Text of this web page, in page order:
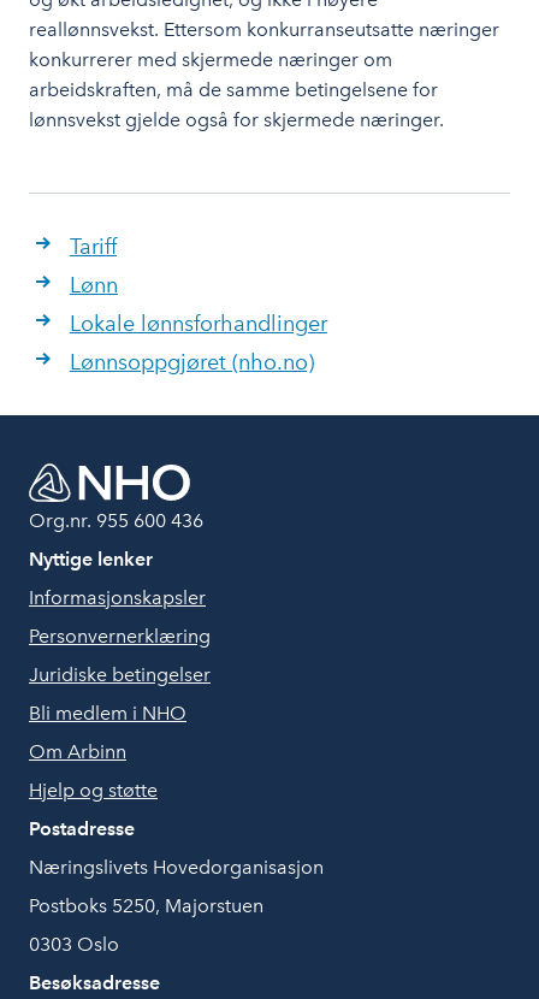
reallønnsvekst. Ettersom konkurranseutsatte næringer
konkurrerer med skjermede næringer om
arbeidskraften, må de samme betingelsene for
lønnsvekst gjelde også for skjermede næringer.
Tariff
Lønn
Lokale lønnsforhandlinger
Lønnsoppgjøret (nho.no)
Org.nr. 955 600 436
Nyttige lenker
Informasjonskapsler
Personvernerklæring
Juridiske betingelser
Bli medlem i NHO
Om Arbinn
Hjelp og støtte
Postadresse
Næringslivets Hovedorganisasjon
Postboks 5250, Majorstuen
0303 Oslo
Besøksadresse